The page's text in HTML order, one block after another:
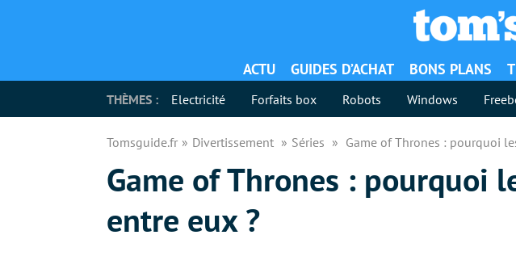
ACTU GUIDES D’ACHAT BONS PLANS
THÈMES : Electricité Forfaits box Robots Windows
Tomsguide.fr Divertissement Séries Game of Thrones : pourquoi
Game of Thrones : pourquoi
entre eux ?